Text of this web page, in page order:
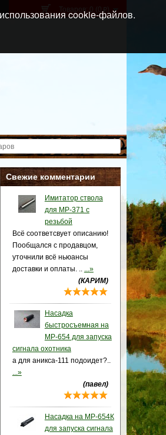
Товаров: 0 (0 p )
Свежие комментарии
Имитатор ствола
для МР-371 c
резьбой
Всё соответсвует описанию!
Пообщался с продавцом,
уточнили всё ньюансы
доставки и оплаты. .. ...»
(КАРИМ)
Насадка
быстросъемная на
МР-654 для запуска
сигнала охотника
а для аникса-111 подоидет?..
...»
(павел)
Насадка на МР-654К
для запуска сигнала
cookie-файлов.